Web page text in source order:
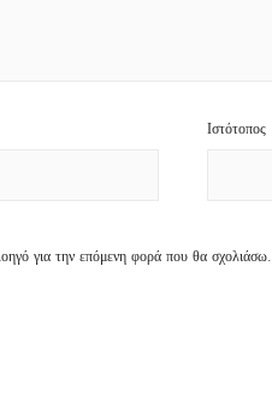
Ιστότοπος
για την επόμενη φορά που θα σχολιάσω.